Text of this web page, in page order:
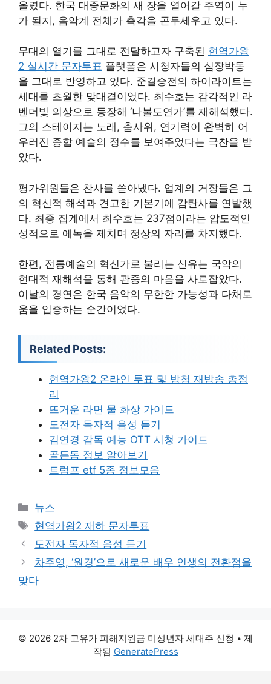
올렸다. 한국 대중문화의 새 장을 열어갈 주역이 누
가 될지, 음악계 전체가 촉각을 곤두세우고 있다.
무대의 열기를 그대로 전달하고자 구축된 현역가왕
2 실시간 문자투표 플랫폼은 시청자들의 심장박동
을 그대로 반영하고 있다. 준결승전의 하이라이트는
세대를 초월한 맞대결이었다. 최수호는 감각적인 라
벤더빛 의상으로 등장해 ‘나불도연가’를 재해석했다.
그의 스테이지는 노래, 춤사위, 연기력이 완벽히 어
우러진 종합 예술의 정수를 보여주었다는 극찬을 받
았다.
평가위원들은 찬사를 쏟아냈다. 업계의 거장들은 그
의 혁신적 해석과 견고한 기본기에 감탄사를 연발했
다. 최종 집계에서 최수호는 237점이라는 압도적인
성적으로 에녹을 제치며 정상의 자리를 차지했다.
한편, 전통예술의 혁신가로 불리는 신유는 국악의
현대적 재해석을 통해 관중의 마음을 사로잡았다.
이날의 경연은 한국 음악의 무한한 가능성과 다채로
움을 입증하는 순간이었다.
Related Posts:
현역가왕2 온라인 투표 및 방청 재방송 총정
리
뜨거운 라면 물 화상 가이드
도전자 독자적 음성 듣기
김연경 감독 예능 OTT 시청 가이드
골든돔 정보 알아보기
트럼프 etf 5종 정보모음
카
테
리
뉴스
태
그
현역가왕2 재하 문자투표
도전자 독자적 음성 듣기
차주영, ‘원경’으로 새로운 배우 인생의 전환점을
맞다
© 2026 2차 고유가 피해지원금 미성년자 세대주 신청 • 제
작됨 GeneratePress